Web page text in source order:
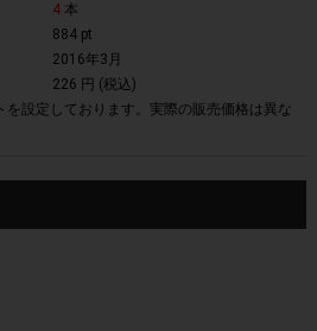
4本
884 pt
2016年3月
226 円 (税込)
設定しております。実際の販売価格は異な